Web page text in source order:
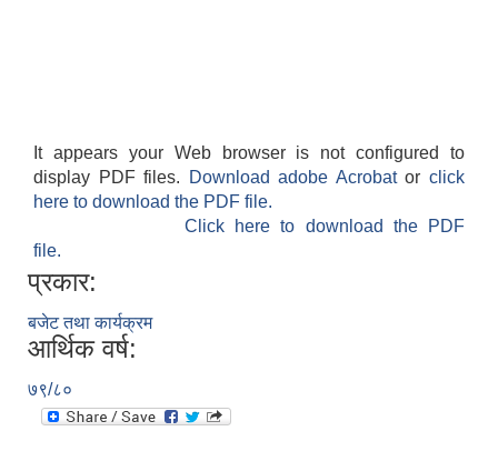
It appears your Web browser is not configured to
display PDF files.
Download adobe Acrobatorclick
here to download the PDF file.
Click here to download the PDF
file.
प्रकार:
बजेट तथा कार्यक्रम
आर्थिक वर्ष:
७९/८०